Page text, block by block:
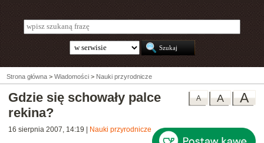
Strona główna > Wiadomości > Nauki przyrodnicze
A
A
A
Gdzie się schowały palce
rekina?
16 sierpnia 2007, 14:19 Nauki przyrodnicze